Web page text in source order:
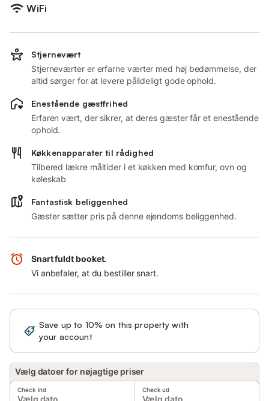
WiFi
Stjernevært
Stjerneværter er erfarne værter med høj bedømmelse, der
altid sørger for at levere pålideligt gode ophold.
Enestående gæstfrihed
Erfaren vært, der sikrer, at deres gæster får et enestående
ophold.
Køkkenapparater til rådighed
Tilbered lækre måltider i et køkken med komfur, ovn og
køleskab
Fantastisk beliggenhed
Gæster sætter pris på denne ejendoms beliggenhed.
Snart fuldt booket.
Vi anbefaler, at du bestiller snart.
Save up to 10% on this property with
your account
Vælg datoer for nøjagtige priser
Check ind
Vælg dato
Check ud
Vælg dato